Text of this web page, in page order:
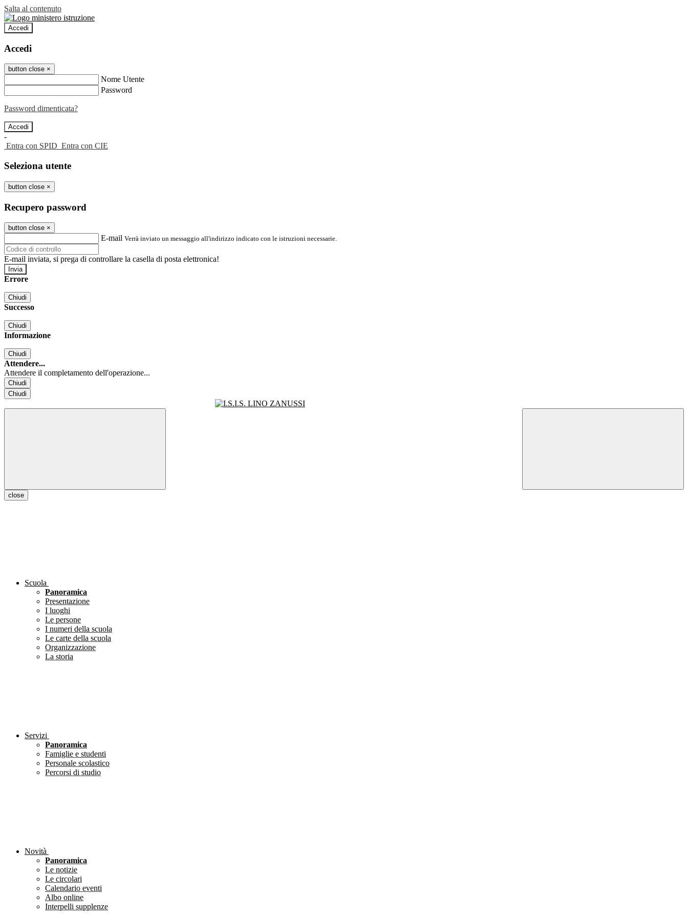
Salta al contenuto
Accedi
Accedi
button close ×
Nome Utente
Password
Password dimenticata?
-
Entra con SPID Entra con CIE
Seleziona utente
button close ×
Recupero password
button close ×
E-mail Verrà inviato un messaggio all'indirizzo indicato con le istruzioni necessarie.
E-mail inviata, si prega di controllare la casella di posta elettronica!
Errore
Chiudi
Successo
Chiudi
Informazione
Chiudi
Attendere...
Attendere il completamento dell'operazione...
Chiudi
Chiudi
close
Scuola
Panoramica
Presentazione
I luoghi
Le persone
I numeri della scuola
Le carte della scuola
Organizzazione
La storia
Servizi
Panoramica
Famiglie e studenti
Personale scolastico
Percorsi di studio
Novità
Panoramica
Le notizie
Le circolari
Calendario eventi
Albo online
Interpelli supplenze